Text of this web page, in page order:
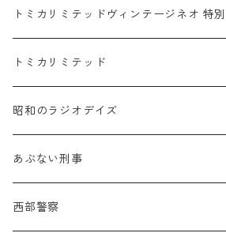
スバル / SUBARU
スズキ / SUZUKI
三菱 / MITSUBISHI
シボレー / Chevrolet
ビー・エム・ダブリュー / BMW
赤箱 - 絶版（廃盤）トミカ No.10-19
赤箱 - 車種別
乗用車
商用車・公用車
TLV - No. LV-10-19
乗用車
商用車・公用車
TLVN - NEW LINEUP
TLVN - No. LV-00-219
TLVN - No. LV-00-09
TLVN - No. LV-10-19
TLVN - 車種別
乗用車
商用車・公用車
トミカリミテッドヴィンテージネオ 特
トミカリミテッド
昭和のラジオデイズ
あぶない刑事
西部警察